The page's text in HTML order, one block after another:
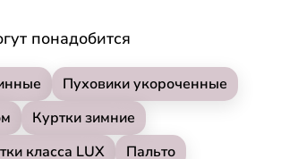
понадобится
Пуховики укороченные
Куртки зимние
класса LUX
Пальто